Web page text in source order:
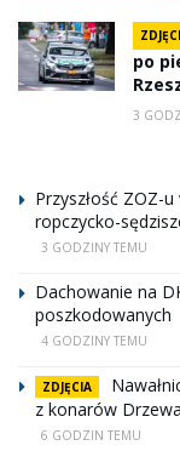
po
3
Przyszłość ZOZ-
ropczycko-
3 GODZINY TEMU
Dachowanie na
poszkodowanych
4 GODZINY TEMU
ZDJĘCIA
z konarów
6 GODZIN TEMU